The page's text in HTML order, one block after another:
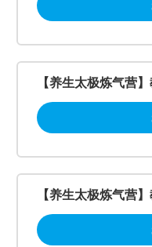
【养生太极炼气营
【养生太极炼气营